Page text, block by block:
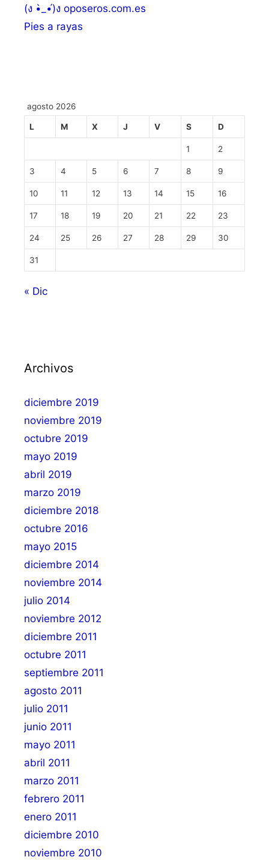
(ง •̀_•́)ง oposeros.com.es
Pies a rayas
agosto 2026
L M X J V S D
1 2
3 4 5 6 7 8 9
10 11 12 13 14 15 16
17 18 19 20 21 22 23
24 25 26 27 28 29 30
31
« Dic
Archivos
diciembre 2019
noviembre 2019
octubre 2019
mayo 2019
abril 2019
marzo 2019
diciembre 2018
octubre 2016
mayo 2015
diciembre 2014
noviembre 2014
julio 2014
noviembre 2012
diciembre 2011
octubre 2011
septiembre 2011
agosto 2011
julio 2011
junio 2011
mayo 2011
abril 2011
marzo 2011
febrero 2011
enero 2011
diciembre 2010
noviembre 2010